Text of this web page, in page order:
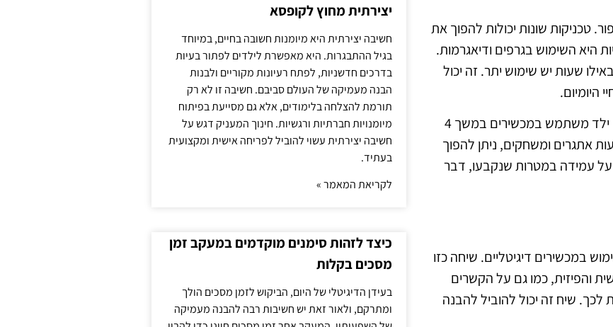
טכניקות שונות יכולות להפוך את
היא השימוש בגרפים ודיאגרמות.
שעות יש שימוש יתר. זה יכול
היומיום.
טכניקות נוספות כוללות את הגדרת מטרות ברות השגה. לדוגמה, אם ילד משתמש במכשירים במשך 4
אתגרים ומשחקים, ניתן להפוך
עמידה במטרות שנקבעו, דבר
במכשירים דיגיטליים. שיחה כזו
והפיזית, כמו גם על הקשרים
שיח זה יכול להוביל להבנה
יצירתית מחוץ לקופסא
חשיבה יצירתית היא מיומנות חשובה בחיים, במיוחד
בגיל ההתבגרות. היא מאפשרת לילדים לפתור בעיות
בדרכים חדשניות, לפתח רעיונות מקוריים ולבנות
הבנה מעמיקה של העולם סביבם. חשיבה זו לא רק
תורמת להצלחה בלימודים, אלא גם מסייעת בפיתוח
מיומנויות חברתיות ורגשיות. חינוך המעניק דגש על
חשיבה יצירתית עשוי להוביל לפריחה אישית ומקצועית
בעתיד.
לקריאת המאמר »
כיצד לזהות סימנים מוקדמים במעקב זמן
מסכים בקלות
בעידן הדיגיטלי של היום, הביקוש לזמן מסכים הולך
ומתרקם, ולאור זאת יש חשיבות רבה להבנה מעמיקה